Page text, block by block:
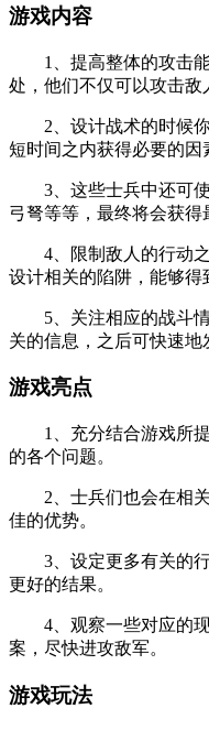
游戏内容
1、提高整体的攻击能
处，他们不仅可以攻击敌
2、设计战术的时候你
短时间之内获得必要的因
3、这些士兵中还可使
弓弩等等，最终将会获得
4、限制敌人的行动之
设计相关的陷阱，能够得
5、关注相应的战斗情
关的信息，之后可快速地
游戏亮点
1、充分结合游戏所提
的各个问题。
2、士兵们也会在相关
佳的优势。
3、设定更多有关的行
更好的结果。
4、观察一些对应的现
案，尽快进攻敌军。
游戏玩法